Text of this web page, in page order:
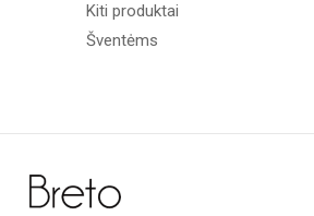
Kiti produktai
Šventėms